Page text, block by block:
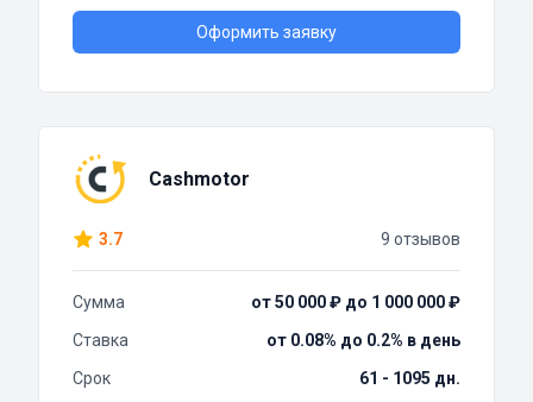
Оформить заявку
Cashmotor
3.7 9 отзывов
Сумма
от 50 000 ₽ до 1 000 000 ₽
Ставка
от 0.08% до 0.2% в день
Срок
61 - 1095 дн.